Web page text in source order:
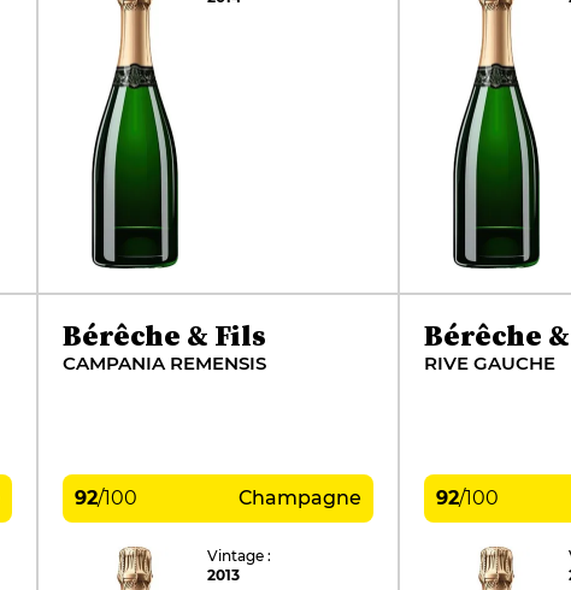
Bérêche & Fils
CAMPANIA REMENSIS
92/100 Champagne
Vintage :
2013
Bérêche
RIVE GAUCHE
92/100